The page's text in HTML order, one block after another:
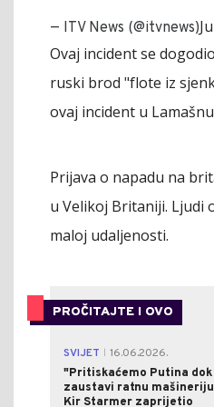
— ITV News (@itvnews)
Ovaj incident se
ruski brod "flote iz
ovaj incident u
Prijava o napadu na
u Velikoj Britaniji. Ljudi
maloj udaljenosti.
PROČITAJTE I OVO
SVIJET
16.06.2026.
"Pritiskaćemo Putina dok
zaustavi ratnu
Kir Starmer zaprijetio